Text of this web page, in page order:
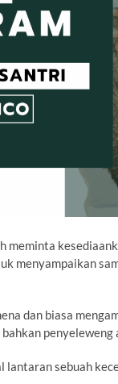
meminta
menyampaikan
dan biasa
penyeleweng
lantaran sebuah